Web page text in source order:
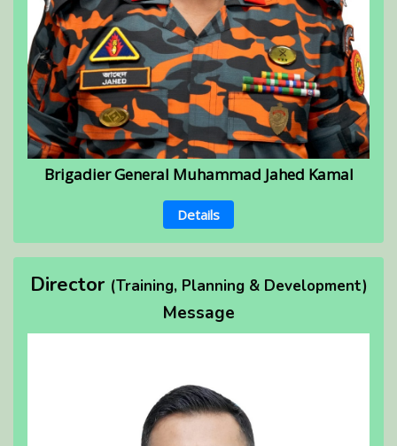
Brigadier General Muhammad Jahed Kamal
Details
Director (Training, Planning & Development)
Message